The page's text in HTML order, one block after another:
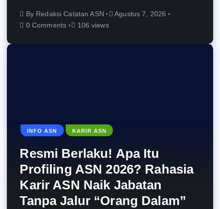
By Redaksi Catatan ASN
Agustus 7, 2026
0 Comments
106 views
INFO ASN KARIR ASN
Resmi Berlaku! Apa Itu
Profiling ASN 2026? Rahasia
Karir ASN Naik Jabatan
Tanpa Jalur “Orang Dalam”